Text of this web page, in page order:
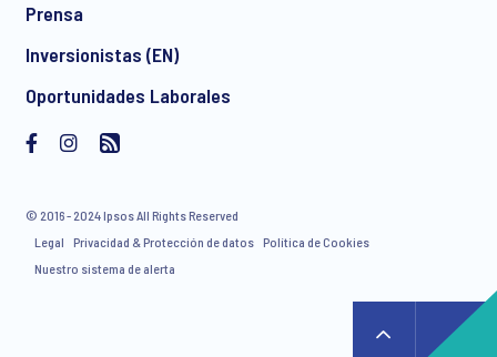
communication about products and services including
invitations to free events and articles from Ipsos. You may
withdraw your consent at any time with effect for the future.
Prensa
Inversionistas (EN)
Oportunidades Laborales
© 2016 - 2024 Ipsos All Rights Reserved
Legal
Privacidad & Protección de datos Política de Cookies
Nuestro sistema de alerta